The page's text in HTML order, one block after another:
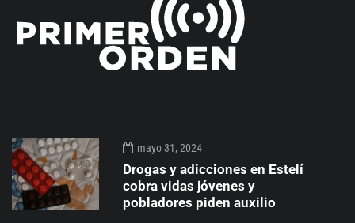
mayo 31, 2024
Drogas y adicciones en Estelí
cobra vidas jóvenes y
pobladores piden auxilio